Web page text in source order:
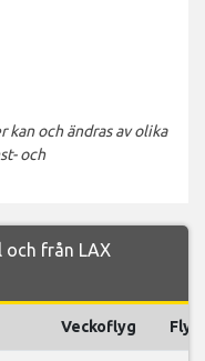
kan och ändras av olika
och
från LAX
Veckoflyg Flyg